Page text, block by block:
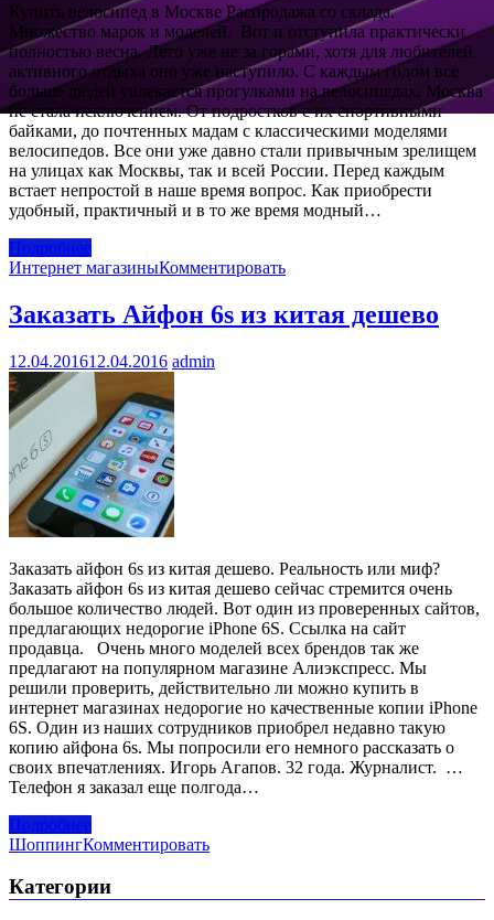
Купить велосипед в Москве Распродажа со склада.
Множество марок и моделей. Вот и отступила практически
полностью весна. Лето уже не за горами, хотя для любителей
активного отдыха оно уже наступило. С каждым годом все
больше людей увлекается прогулками на велосипедах. Москва
не стала исключением. От подростков с их спортивными
байками, до почтенных мадам с классическими моделями
велосипедов. Все они уже давно стали привычным зрелищем
на улицах как Москвы, так и всей России. Перед каждым
встает непростой в наше время вопрос. Как приобрести
удобный, практичный и в то же время модный…
Подробнее
Интернет магазиныКомментировать
Заказать Айфон 6s из китая дешево
12.04.201612.04.2016 admin
Заказать айфон 6s из китая дешево. Реальность или миф?
Заказать айфон 6s из китая дешево сейчас стремится очень
большое количество людей. Вот один из проверенных сайтов,
предлагающих недорогие iPhone 6S. Ссылка на сайт
продавца. Очень много моделей всех брендов так же
предлагают на популярном магазине Алиэкспресс. Мы
решили проверить, действительно ли можно купить в
интернет магазинах недорогие но качественные копии iPhone
6S. Один из наших сотрудников приобрел недавно такую
копию айфона 6s. Мы попросили его немного рассказать о
своих впечатлениях. Игорь Агапов. 32 года. Журналист. …
Телефон я заказал еще полгода…
Подробнее
ШоппингКомментировать
Категории